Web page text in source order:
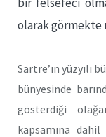
olarak görmekte
Sartre’ın yüzyılı
bünyesinde
gösterdiği
kapsamına